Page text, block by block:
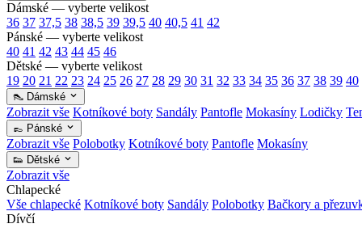
Dámské — vyberte velikost
36 37 37,5 38 38,5 39 39,5 40 40,5 41 42
Pánské — vyberte velikost
40 41 42 43 44 45 46
Dětské — vyberte velikost
19 20 21 22 23 24 25 26 27 28 29 30 31 32 33 34 35 36 37 38 39 40
👠 Dámské
Zobrazit vše Kotníkové boty Sandály Pantofle Mokasíny Lodičky
👞 Pánské
Zobrazit vše Polobotky Kotníkové boty Pantofle Mokasíny
👟 Dětské
Zobrazit vše
Chlapecké
Vše chlapecké Kotníkové boty Sandály Polobotky Bačkory a
Dívčí